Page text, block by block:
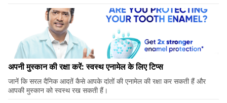
अपनी मुस्कान की रक्षा करें: स्वस्थ एनामेल के लिए टिप्स
जानें कि सरल दैनिक आदतें कैसे आपके दांतों की एनामेल की रक्षा कर सकती हैं और
आपकी मुस्कान को स्वस्थ रख सकती हैं।